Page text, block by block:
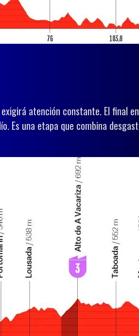
atención constante. El final
una etapa que combina